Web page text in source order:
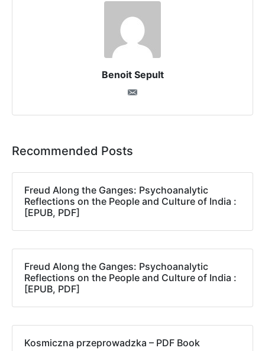
Benoit Sepult
Recommended Posts
Freud Along the Ganges: Psychoanalytic
Reflections on the People and Culture of India :
[EPUB, PDF]
Freud Along the Ganges: Psychoanalytic
Reflections on the People and Culture of India :
[EPUB, PDF]
Kosmiczna przeprowadzka – PDF Book